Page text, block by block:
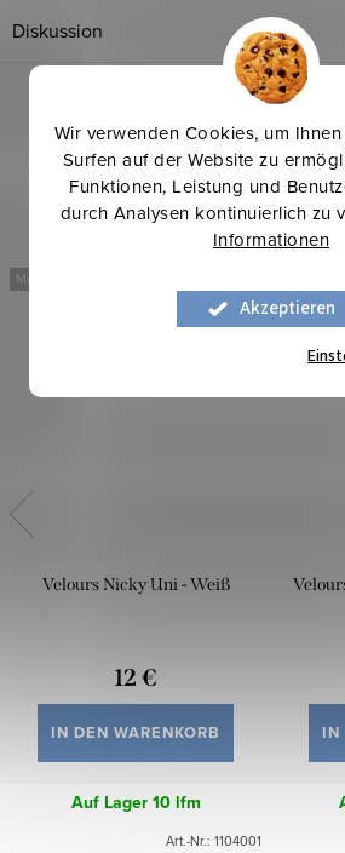
Wir verwenden Cookies, um
Surfen auf der Website zu
Funktionen, Leistung und
durch Analysen kontinuierlich zu
Informationen
Akzeptieren
Diskussion
Mehr für weniger
Velours Nicky Uni - Weiß
12 €
IN DEN WARENKORB
Auf Lager10 lfm
Art.-Nr.: 1104001
IN